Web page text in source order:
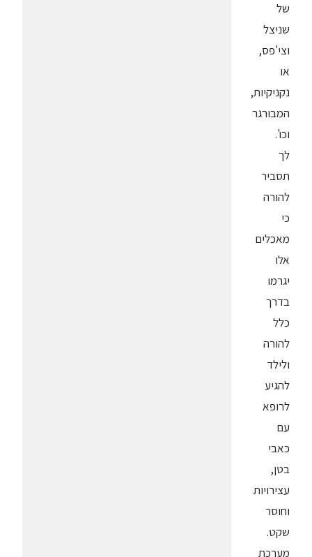
של
שניצל
וצי'פס,
או
נקניקיות,
המבורגר
וכו'.
לך
תסביר
להורה
כי
מאכלים
אלו
יגרמו
בדרך
כלל
להורה
ולילד
להגיע
לרופא
עם
כאבי
בטן,
עצירויות
וחוסר
שקט.
מערכת